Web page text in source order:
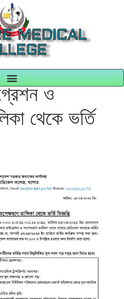
MEDICAL
ও
থেকে ভর্তি